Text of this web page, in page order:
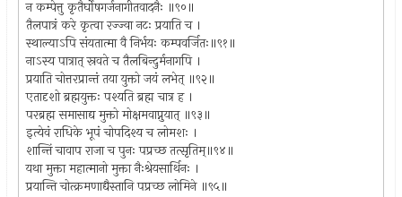
न कम्पेत्तु कृतैर्घोषगर्जनागीतवादनैः ॥९०॥
तैलपात्रं करे कृत्वा रज्ज्वा नटः प्रयाति च ।
स्थाल्याऽपि संयतात्मा वै निर्भयः कम्पवर्जितः॥९१॥
नाऽस्य पात्रात् स्रवते च तैलबिन्दुर्मनागपि ।
प्रयाति चोत्तरप्रान्तं तया युक्तो जयं लभेत् ॥९२॥
एतादृशो ब्रह्मयुक्तः पश्यति ब्रह्म चात्र ह ।
परब्रह्म समासाद्य मुक्तो मोक्षमवाप्नुयात् ॥९३॥
इत्येवं राधिके भूपं चोपदिश्य च लोमशः ।
शान्तिं चावाप राजा च पुनः पप्रच्छ तत्सृतिम्॥९४॥
यथा मुक्ता महात्मानो मुक्ता नैःश्रेयसार्थिनः ।
प्रयान्ति चोत्क्रमणाद्यैस्तानि पप्रच्छ लोमिने ॥९५॥